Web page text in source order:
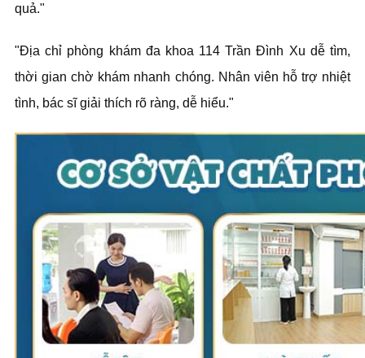
quả."
"Địa chỉ phòng khám đa khoa 114 Trần Đình Xu dễ tìm,
thời gian chờ khám nhanh chóng. Nhân viên hỗ trợ nhiệt
tình, bác sĩ giải thích rõ ràng, dễ hiểu."